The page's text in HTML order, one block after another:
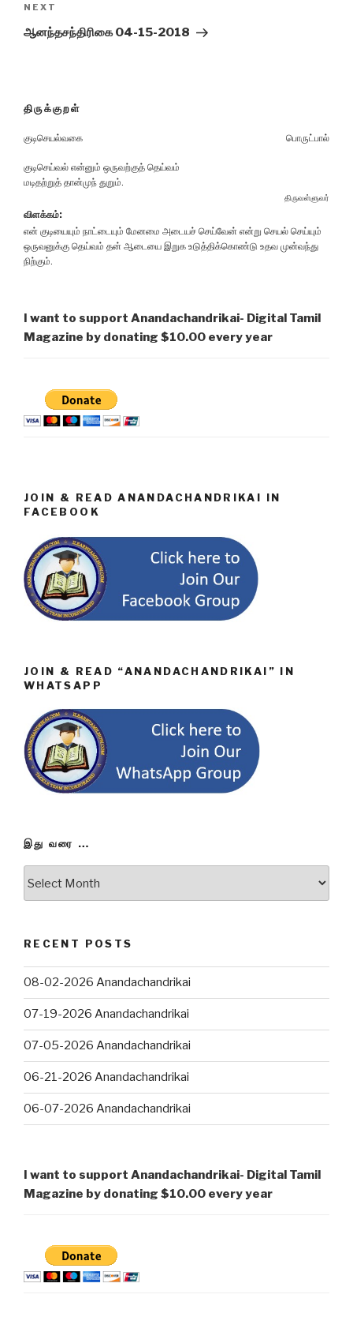
Next
Post
NEXT
ஆனந்தசந்திரிகை 04-15-2018
திருக்குறள்
குடிசெயல்வகை பொருட்பால்
குடிசெய்வல் என்னும் ஒருவற்குத் தெய்வம்
மடிதற்றுத் தான்முந் துறும்.
திருவள்ளுவர்
விளக்கம்:
என் குடியையும் நாட்டையும் மேனமை அடையச் செய்வேன் என்று செயல் செய்யும்
ஒருவனுக்கு தெய்வம் தன் ஆடையை இறுக உடுத்திக்கொண்டு உதவ முன்வந்து
நிற்கும்.
I want to support Anandachandrikai- Digital Tamil
Magazine by donating $10.00 every year
JOIN & READ ANANDACHANDRIKAI IN
FACEBOOK
JOIN & READ “ANANDACHANDRIKAI” IN
WHATSAPP
இது வரை …
RECENT POSTS
08-02-2026 Anandachandrikai
07-19-2026 Anandachandrikai
07-05-2026 Anandachandrikai
06-21-2026 Anandachandrikai
06-07-2026 Anandachandrikai
I want to support Anandachandrikai- Digital Tamil
Magazine by donating $10.00 every year